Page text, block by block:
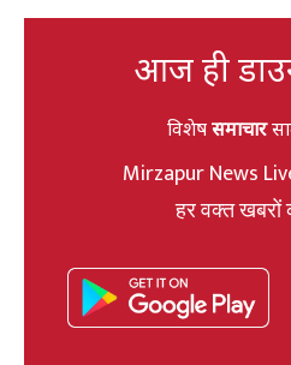
आज ही
विशेषसमाचार
Mirzapur News
हर वक्त